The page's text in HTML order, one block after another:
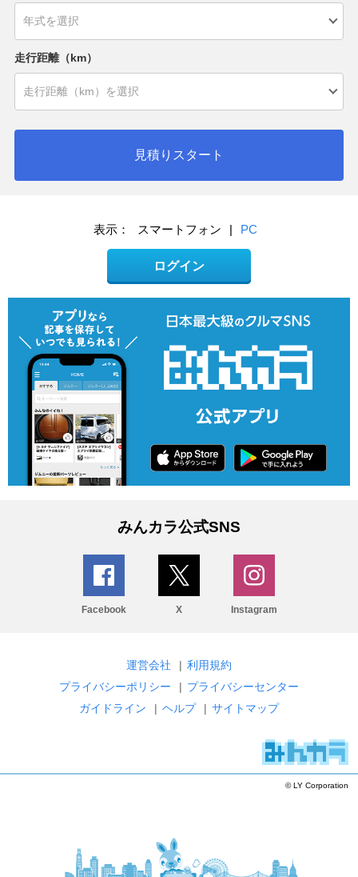
走行距離（km）
見積りスタート
表示： スマートフォン | PC
ログイン
みんカラ公式SNS
Facebook X Instagram
運営会社 | 利用規約
プライバシーポリシー
| プライバシーセンター
ガイドライン
| ヘルプ | サイトマップ
© LY Corporation